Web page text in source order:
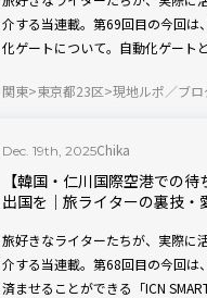
介する当連載。第69回目の今回は
化ゲートについて。自動化ゲート
が、登録後はその日からすぐに利
で、待ち時間を短縮し、スムーズ
関東 東京都23区 現地ルポ／ブロ
Dec. 19th, 2025Chika
【韓国・仁川国際空港での
出国を｜旅ライターの裏技・
旅好きなライターたちが、実際に
介する当連載。第68回目の今回は
済ませることができる「ICN